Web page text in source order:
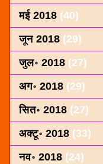
मई 2018 (40)
जून 2018 (29)
जुल॰ 2018 (27)
अग॰ 2018 (29)
सित॰ 2018 (27)
अक्टू॰ 2018 (33)
नव॰ 2018 (24)